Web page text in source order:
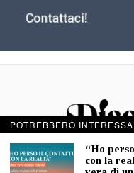
© 2026 -
La Discussione S.r.l. –
POTREBBERO
“Ho
con la